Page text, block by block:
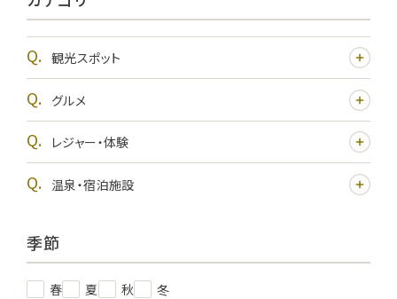
観光スポット
グルメ
レジャー・体験
温泉・宿泊施設
季節
春 夏 秋 冬